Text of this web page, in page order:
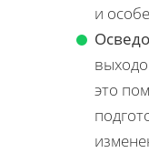
и
это